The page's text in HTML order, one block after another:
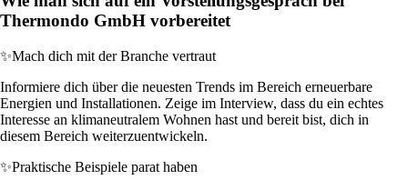
Thermondo GmbH vorbereitet
✨Mach dich mit der Branche vertraut
Informiere dich über die neuesten Trends im Bereich erneuerbare
Energien und Installationen. Zeige im Interview, dass du ein echtes
Interesse an klimaneutralem Wohnen hast und bereit bist, dich in
diesem Bereich weiterzuentwickeln.
✨Praktische Beispiele parat haben